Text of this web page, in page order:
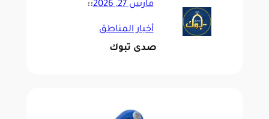
مارس 27, 2026 ::
أخبار المناطق
صدى تبوك